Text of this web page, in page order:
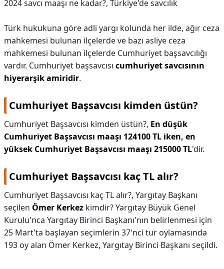
2024 savcı maaşı ne kadar?, Türkiye'de savcılık
Türk hukukuna göre adli yargı kolunda her ilde, ağır ceza
mahkemesi bulunan ilçelerde ve bazı asliye ceza
mahkemesi bulunan ilçelerde Cumhuriyet başsavcılığı
vardır. Cumhuriyet başsavcısı cumhuriyet savcısının
hiyerarşik amiridir.
Cumhuriyet Başsavcısı kimden üstün?
Cumhuriyet Başsavcısı kimden üstün?, En düşük
Cumhuriyet Başsavcısı maaşı 124100 TL iken, en
yüksek Cumhuriyet Başsavcısı maaşı 215000 TL'dir.
Cumhuriyet Başsavcısı kaç TL alır?
Cumhuriyet Başsavcısı kaç TL alır?, Yargıtay Başkanı
seçilen Ömer Kerkez kimdir? Yargıtay Büyük Genel
Kurulu'nca Yargıtay Birinci Başkanı'nın belirlenmesi için
25 Mart'ta başlayan seçimlerin 37'nci tur oylamasında
193 oy alan Ömer Kerkez, Yargıtay Birinci Başkanı seçildi.